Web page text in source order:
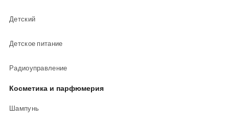
Детский
Детское питание
Радиоуправление
Косметика и парфюмерия
Шампунь